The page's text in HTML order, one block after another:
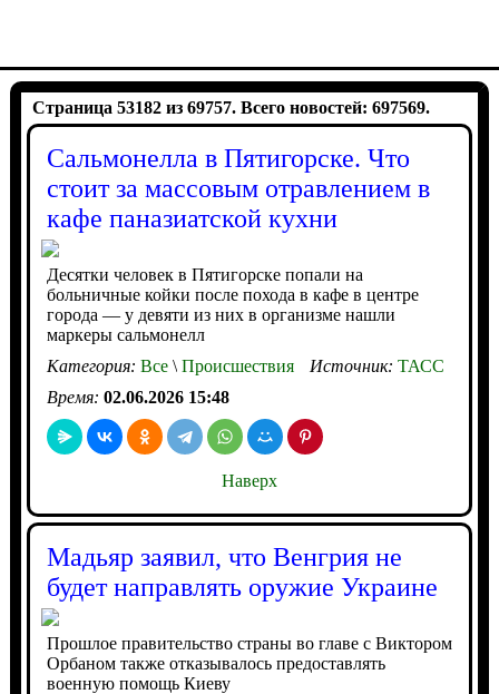
Страница 53182 из 69757. Всего новостей: 697569.
Сальмонелла в Пятигорске. Что
стоит за массовым отравлением в
кафе паназиатской кухни
Десятки человек в Пятигорске попали на
больничные койки после похода в кафе в центре
города — у девяти из них в организме нашли
маркеры сальмонелл
Категория: Все\Происшествия Источник: ТАСС
Время: 02.06.2026 15:48
Наверх
Мадьяр заявил, что Венгрия не
будет направлять оружие Украине
Прошлое правительство страны во главе с Виктором
Орбаном также отказывалось предоставлять
военную помощь Киеву